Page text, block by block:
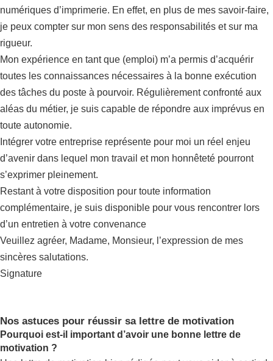
numériques d’imprimerie. En effet, en plus de mes savoir-faire,
je peux compter sur mon sens des responsabilités et sur ma
rigueur.
Mon expérience en tant que (emploi) m’a permis d’acquérir
toutes les connaissances nécessaires à la bonne exécution
des tâches du poste à pourvoir. Régulièrement confronté aux
aléas du métier, je suis capable de répondre aux imprévus en
toute autonomie.
Intégrer votre entreprise représente pour moi un réel enjeu
d’avenir dans lequel mon travail et mon honnêteté pourront
s’exprimer pleinement.
Restant à votre disposition pour toute information
complémentaire, je suis disponible pour vous rencontrer lors
d’un entretien à votre convenance
Veuillez agréer, Madame, Monsieur, l’expression de mes
sincères salutations.
Signature
Nos astuces pour réussir sa lettre de motivation
Pourquoi est-il important d’avoir une bonne lettre de
motivation ?